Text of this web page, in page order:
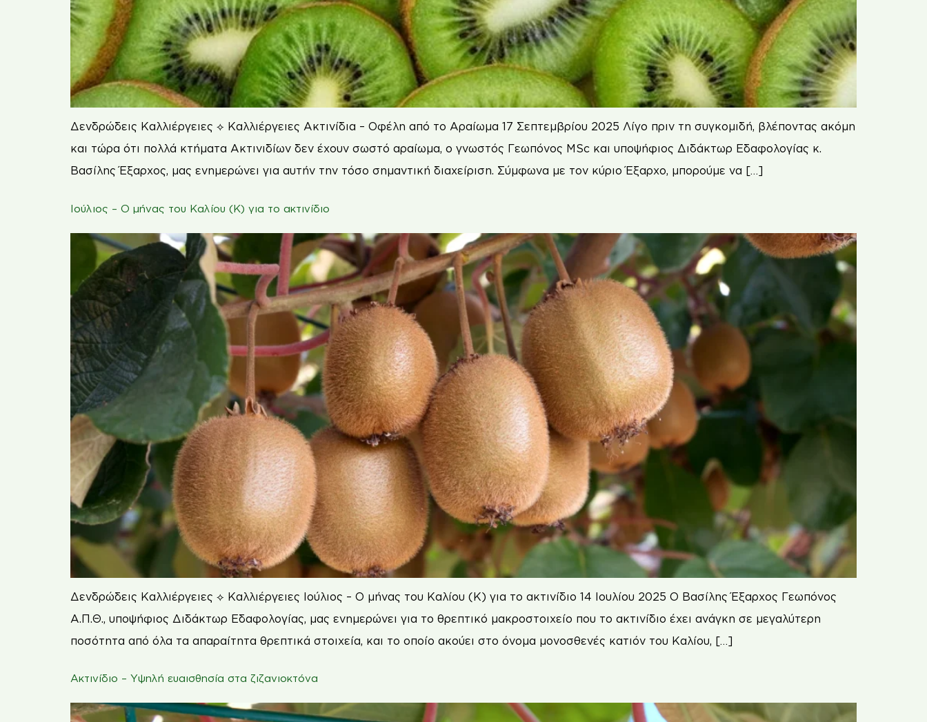
Δενδρώδεις Καλλιέργειες ⟡ Καλλιέργειες Ακτινίδια – Οφέλη από το Αραίωμα 17 Σεπτεμβρίου 2025 Λίγο πριν τη συγκομιδή, βλέποντας ακόμη
και τώρα ότι πολλά κτήματα Ακτινιδίων δεν έχουν σωστό αραίωμα, ο γνωστός Γεωπόνος MSc και υποψήφιος Διδάκτωρ Εδαφολογίας κ.
Βασίλης Έξαρχος, μας ενημερώνει για αυτήν την τόσο σημαντική διαχείριση. Σύμφωνα με τον κύριο Έξαρχο, μπορούμε να […]
Iούλιος – Ο μήνας του Καλίου (Κ) για το ακτινίδιο
Δενδρώδεις Καλλιέργειες ⟡ Καλλιέργειες Iούλιος – Ο μήνας του Καλίου (Κ) για το ακτινίδιο 14 Ιουλίου 2025 Ο Βασίλης Έξαρχος Γεωπόνος
Α.Π.Θ., υποψήφιος Διδάκτωρ Εδαφολογίας, μας ενημερώνει για το θρεπτικό μακροστοιχείο που το ακτινίδιο έχει ανάγκη σε μεγαλύτερη
ποσότητα από όλα τα απαραίτητα θρεπτικά στοιχεία, και το οποίο ακούει στο όνομα μονοσθενές κατιόν του Καλίου, […]
Ακτινίδιο – Υψηλή ευαισθησία στα ζιζανιοκτόνα